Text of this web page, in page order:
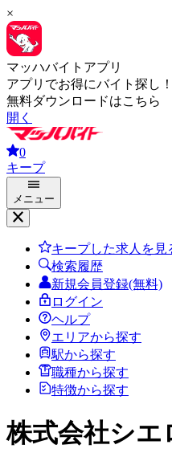
×
マッハバイトアプリ
アプリでお得にバイト探し！
無料ダウンロードはこちら
開く
0
キープ
メニュー
キープした求人を見
検索履歴
新規会員登録(無料)
ログイン
ヘルプ
エリアから探す
駅から探す
職種から探す
特徴から探す
株式会社シエ